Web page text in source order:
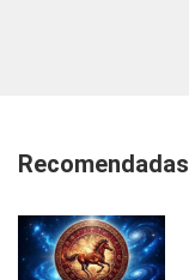
Recomendadas